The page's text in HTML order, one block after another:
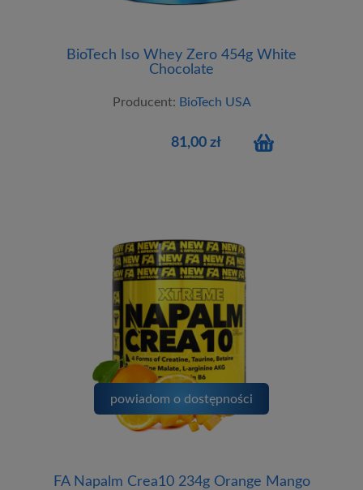
BioTech Iso Whey Zero 454g White
Chocolate
Producent: BioTech USA
81,00 zł
FA Napalm Crea10 234g Orange Mango
powiadom o dostępności